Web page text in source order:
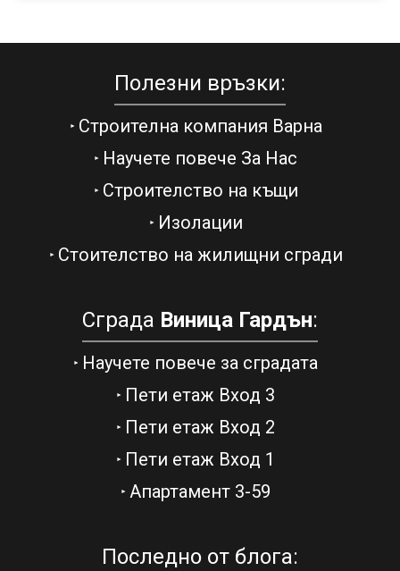
Полезни връзки:
Строителна компания Варна
Научете повече За Нас
Строителство на къщи
Изолации
Стоителство на жилищни сгради
Сграда Виница Гардън:
Научете повече за сградата
Пети етаж Вход 3
Пети етаж Вход 2
Пети етаж Вход 1
Апартамент 3-59
Последно от блога: